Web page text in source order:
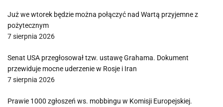
Już we wtorek będzie można połączyć nad Wartą przyjemne z
pożytecznym
7 sierpnia 2026
Senat USA przegłosował tzw. ustawę Grahama. Dokument
przewiduje mocne uderzenie w Rosje i Iran
7 sierpnia 2026
Prawie 1000 zgłoszeń ws. mobbingu w Komisji Europejskiej.